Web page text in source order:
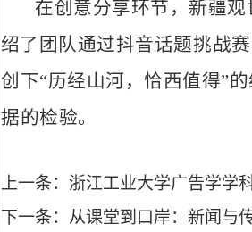
在创意分享环节，新疆
绍了 团队通过抖音话题挑战
创下“历经山河，恰西值得”
据的检验。
上一条： 浙江工业大学广告学学
下一条： 从课堂到口岸：新闻与